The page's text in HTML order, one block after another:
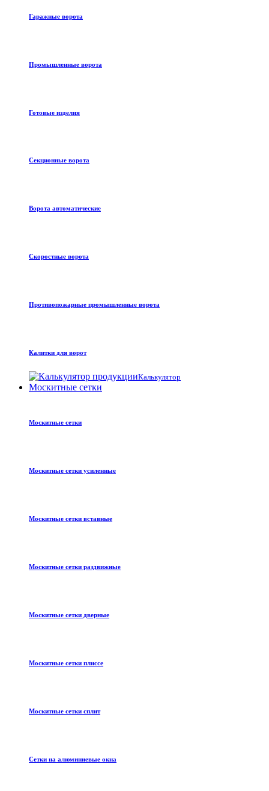
Гаражные ворота
Промышленные ворота
Готовые изделия
Секционные ворота
Ворота автоматические
Скоростные ворота
Противопожарные промышленные ворота
Калитки для ворот
Калькулятор
Москитные сетки
Москитные сетки
Москитные сетки усиленные
Москитные сетки вставные
Москитные сетки раздвижные
Москитные сетки дверные
Москитные сетки плиссе
Москитные сетки сплит
Сетки на алюминиевые окна